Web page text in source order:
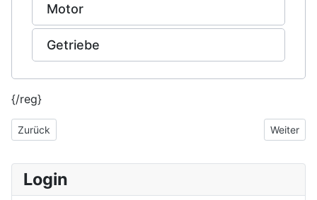
Login
Motor
Getriebe
{/reg}
Vorheriger Beitrag: 39205 | + BR 01.5 DR - placeholder
Zurück Nächster
Weiter